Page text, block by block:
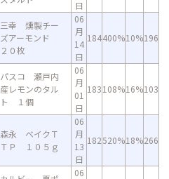
日
三幸 燻製チー
ズアーモンド
２０枚
06
月
14
日
184400%10%196
パスコ 瀬戸内
産レモンのタル
ト １個
06
月
01
日
183108%16%103
森永 ベイクＴ
ＴＰ １０５ｇ
06
月
13
日
182520%18%266
06